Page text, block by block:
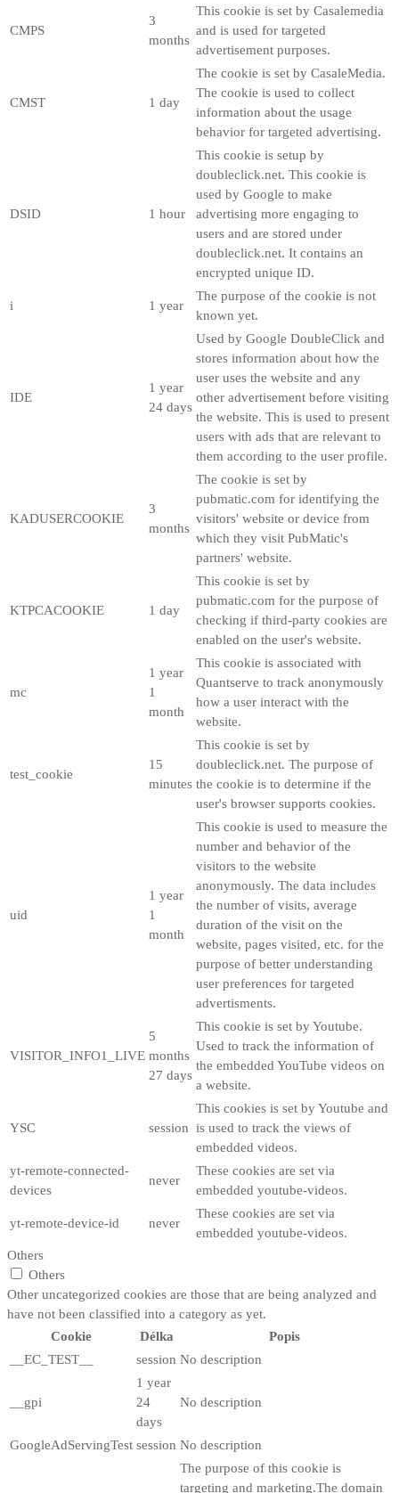
CMPS
3
months
This cookie is set by Casalemedia
and is used for targeted
advertisement purposes.
CMST 1 day
The cookie is set by CasaleMedia.
The cookie is used to collect
information about the usage
behavior for targeted advertising.
DSID 1 hour
This cookie is setup by
doubleclick.net. This cookie is
used by Google to make
advertising more engaging to
users and are stored under
doubleclick.net. It contains an
encrypted unique ID.
i 1 year
The purpose of the cookie is not
known yet.
IDE
1 year
24 days
Used by Google DoubleClick and
stores information about how the
user uses the website and any
other advertisement before visiting
the website. This is used to present
users with ads that are relevant to
them according to the user profile.
KADUSERCOOKIE
3
months
The cookie is set by
pubmatic.com for identifying the
visitors' website or device from
which they visit PubMatic's
partners' website.
KTPCACOOKIE 1 day
This cookie is set by
pubmatic.com for the purpose of
checking if third-party cookies are
enabled on the user's website.
mc
1 year
1
month
This cookie is associated with
Quantserve to track anonymously
how a user interact with the
website.
test_cookie
15
minutes
This cookie is set by
doubleclick.net. The purpose of
the cookie is to determine if the
user's browser supports cookies.
uid
1 year
1
month
This cookie is used to measure the
number and behavior of the
visitors to the website
anonymously. The data includes
the number of visits, average
duration of the visit on the
website, pages visited, etc. for the
purpose of better understanding
user preferences for targeted
advertisments.
VISITOR_INFO1_LIVE
5
months
27 days
This cookie is set by Youtube.
Used to track the information of
the embedded YouTube videos on
a website.
YSC session
This cookies is set by Youtube and
is used to track the views of
embedded videos.
yt-remote-connected-
devices
never
These cookies are set via
embedded youtube-videos.
yt-remote-device-id never
These cookies are set via
embedded youtube-videos.
Others
Others
Other uncategorized cookies are those that are being analyzed and
have not been classified into a category as yet.
Cookie
Délka
Popis
__EC_TEST__
session No description
__gpi
1 year
24
days
No description
GoogleAdServingTest session No description
The purpose of this cookie is
targeting and marketing.The domain